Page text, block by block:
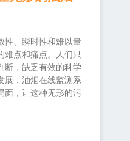
性、瞬时性和难以量
难点和痛点。人们只
断，缺乏有效的科学
展，油烟在线监测系
面，让这种无形的污